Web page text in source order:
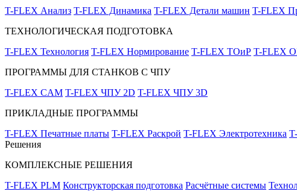
T-FLEX Анализ T-FLEX Динамика T-FLEX Детали машин T-FLEX
ТЕХНОЛОГИЧЕСКАЯ ПОДГОТОВКА
T-FLEX Технология T-FLEX Нормирование T-FLEX ТОиР T-FLEX
ПРОГРАММЫ ДЛЯ СТАНКОВ С ЧПУ
T-FLEX CAM T-FLEX ЧПУ 2D T-FLEX ЧПУ 3D
ПРИКЛАДНЫЕ ПРОГРАММЫ
T-FLEX Печатные платы T-FLEX Раскрой T-FLEX Электротехника
Решения
КОМПЛЕКСНЫЕ РЕШЕНИЯ
T-FLEX PLM Конструкторская подготовка Расчётные системы